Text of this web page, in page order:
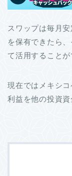
スワップは毎月
を保有できたら
て活用することが
現在ではメキシ
利益を他の投資資